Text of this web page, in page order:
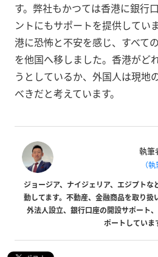
す。弊社もかつては香港に銀行
ントにもサポートを提供してい
港に恐怖と不安を感じ、すべて
を他国へ移しました。香港がど
うとしているか、外国人は現地
べきだと考えています。
執筆
（
ジョージア、ナイジェリア、エジプト
動してます。不動産、金融商品を取り
外法人設立、銀行口座の開設サポート
ポートしていま